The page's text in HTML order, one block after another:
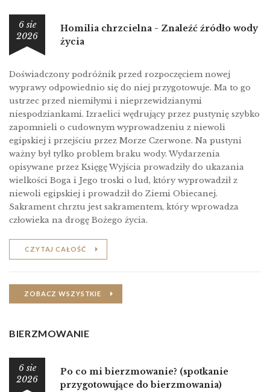
6 sie
2026
Homilia chrzcielna - Znaleźć źródło wody
życia
Doświadczony podróżnik przed rozpoczęciem nowej
wyprawy odpowiednio się do niej przygotowuje. Ma to go
ustrzec przed niemiłymi i nieprzewidzianymi
niespodziankami. Izraelici wędrujący przez pustynię szybko
zapomnieli o cudownym wyprowadzeniu z niewoli
egipskiej i przejściu przez Morze Czerwone. Na pustyni
ważny był tylko problem braku wody. Wydarzenia
opisywane przez Księgę Wyjścia prowadziły do ukazania
wielkości Boga i Jego troski o lud, który wyprowadził z
niewoli egipskiej i prowadził do Ziemi Obiecanej.
Sakrament chrztu jest sakramentem, który wprowadza
człowieka na drogę Bożego życia.
CZYTAJ CAŁOŚĆ
ZOBACZ WSZYSTKIE
BIERZMOWANIE
6 sie
2026
Po co mi bierzmowanie? (spotkanie
przygotowujące do bierzmowania)